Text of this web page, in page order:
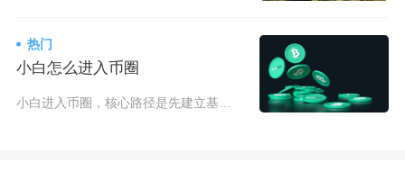
热门
小白怎么进入币圈
小白进入币圈，核心路径是先建立基础认知、选择合规平台完成实名认证与入金、从现货交易主流币起